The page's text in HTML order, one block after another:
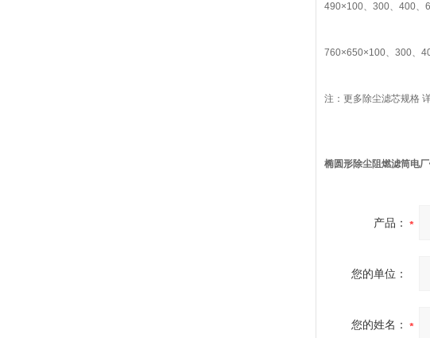
490×100、300、400、
760×650×100、300、
注：更多除尘滤芯规格
椭圆形除尘阻燃滤筒电
产品：
您的单位：
您的姓名：